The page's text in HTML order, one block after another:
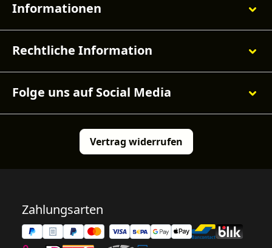
Informationen
Rechtliche Information
Folge uns auf Social Media
Vertrag widerrufen
Zahlungsarten